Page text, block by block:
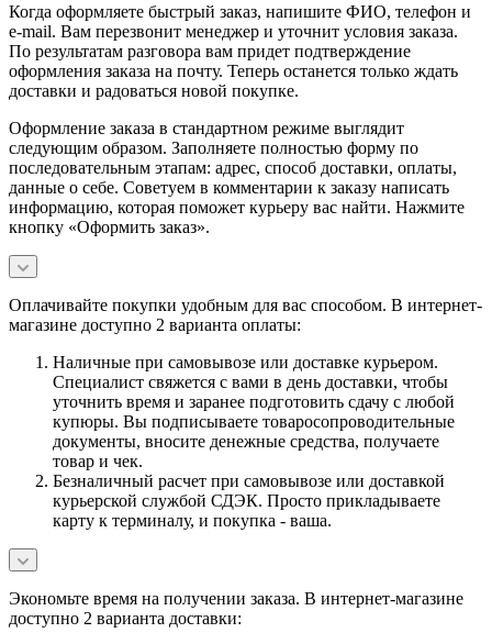
Когда оформляете быстрый заказ, напишите ФИО, телефон и
e-mail. Вам перезвонит менеджер и уточнит условия заказа.
По результатам разговора вам придет подтверждение
оформления заказа на почту. Теперь останется только ждать
доставки и радоваться новой покупке.
Оформление заказа в стандартном режиме выглядит
следующим образом. Заполняете полностью форму по
последовательным этапам: адрес, способ доставки, оплаты,
данные о себе. Советуем в комментарии к заказу написать
информацию, которая поможет курьеру вас найти. Нажмите
кнопку «Оформить заказ».
Оплачивайте покупки удобным для вас способом. В интернет-
магазине доступно 2 варианта оплаты:
Наличные при самовывозе или доставке курьером.
Специалист свяжется с вами в день доставки, чтобы
уточнить время и заранее подготовить сдачу с любой
купюры. Вы подписываете товаросопроводительные
документы, вносите денежные средства, получаете
товар и чек.
Безналичный расчет при самовывозе или доставкой
курьерской службой СДЭК. Просто прикладываете
карту к терминалу, и покупка - ваша.
Экономьте время на получении заказа. В интернет-магазине
доступно 2 варианта доставки: